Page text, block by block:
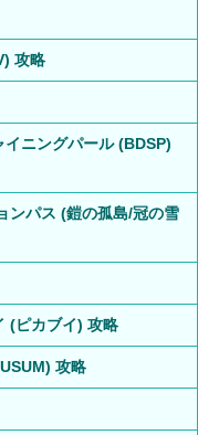
攻略
ニングパール (BDSP)
ンパス (鎧の孤島/冠の雪
(ピカブイ) 攻略
攻略